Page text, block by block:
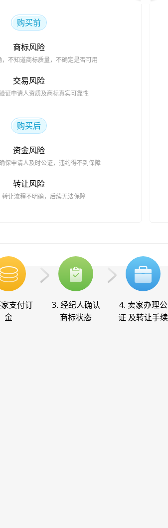
购买前
商标风险
不知道商标质量，不确定是否可用
交易风险
证申请人资质及商标真实可靠性
购买后
资金风险
保申请人及时公证，违约得不到保障
转让风险
转让流程不明确，后续无法保障
支付订
金
3. 经纪人确认
商标状态
4. 卖家办理公
证 及转让手续